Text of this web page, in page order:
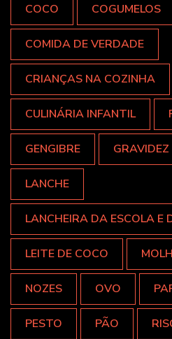
COCO COGUMELOS
COMIDA DE VERDADE
CRIANÇAS NA COZINHA
CULINÁRIA INFANTIL
GENGIBRE GRAVIDEZ
LANCHE
LANCHEIRA DA ESCOLA E
LEITE DE COCO
NOZES OVO
PESTO PÃO